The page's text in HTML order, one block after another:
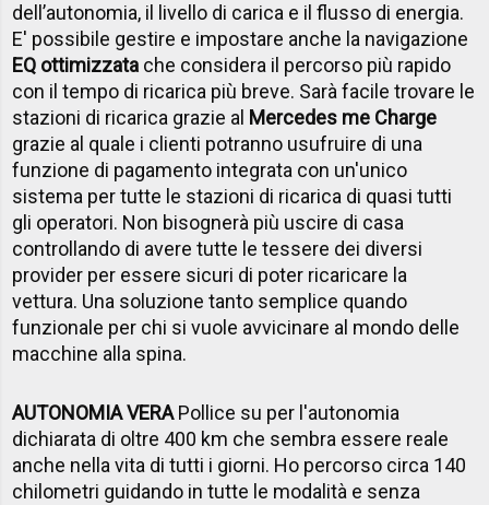
dell’autonomia, il livello di carica e il flusso di energia.
E' possibile gestire e impostare anche la navigazione
EQ ottimizzata che considera il percorso più rapido
con il tempo di ricarica più breve. Sarà facile trovare le
stazioni di ricarica grazie al Mercedes me Charge
grazie al quale i clienti potranno usufruire di una
funzione di pagamento integrata con un'unico
sistema per tutte le stazioni di ricarica di quasi tutti
gli operatori. Non bisognerà più uscire di casa
controllando di avere tutte le tessere dei diversi
provider per essere sicuri di poter ricaricare la
vettura. Una soluzione tanto semplice quando
funzionale per chi si vuole avvicinare al mondo delle
macchine alla spina.
AUTONOMIA VERAPollice su per l'autonomia
dichiarata di oltre 400 km che sembra essere reale
anche nella vita di tutti i giorni. Ho percorso circa 140
chilometri guidando in tutte le modalità e senza